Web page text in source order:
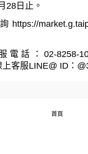
28 日止。
https://
電話： 02-8258-
上客服LINE@ ID ：
首頁